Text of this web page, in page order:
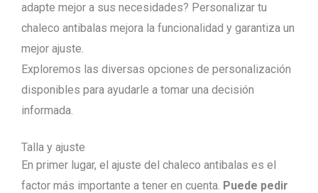
adapte mejor a sus necesidades? Personalizar tu
chaleco antibalas mejora la funcionalidad y garantiza un
mejor ajuste.
Exploremos las diversas opciones de personalización
disponibles para ayudarle a tomar una decisión
informada.
Talla y ajuste
En primer lugar, el ajuste del chaleco antibalas es el
factor más importante a tener en cuenta. Puede pedir